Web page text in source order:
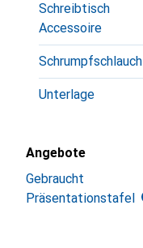
Schreibtisch
Accessoire
Schrumpfschlauch
Unterlage
Angebote
Gebraucht
Präsentationstafel